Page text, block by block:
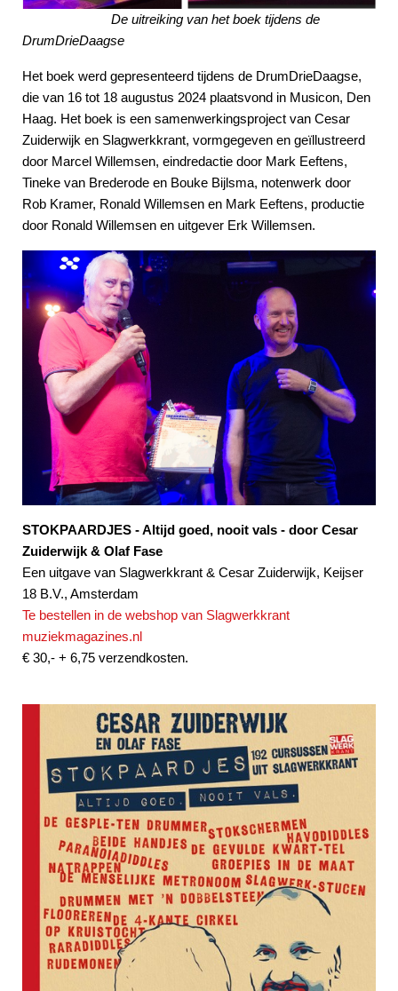
De uitreiking van het boek tijdens de
DrumDrieDaagse
Het boek werd gepresenteerd tijdens de DrumDrieDaagse,
die van 16 tot 18 augustus 2024 plaatsvond in Musicon, Den
Haag. Het boek is een samenwerkingsproject van Cesar
Zuiderwijk en Slagwerkkrant, vormgegeven en geïllustreerd
door Marcel Willemsen, eindredactie door Mark Eeftens,
Tineke van Brederode en Bouke Bijlsma, notenwerk door
Rob Kramer, Ronald Willemsen en Mark Eeftens, productie
door Ronald Willemsen en uitgever Erk Willemsen.
STOKPAARDJES - Altijd goed, nooit vals - door Cesar
Zuiderwijk & Olaf Fase
Een uitgave van Slagwerkkrant & Cesar Zuiderwijk, Keijser
18 B.V., Amsterdam
Te bestellen in de webshop van Slagwerkkrant
muziekmagazines.nl
€ 30,- + 6,75 verzendkosten.